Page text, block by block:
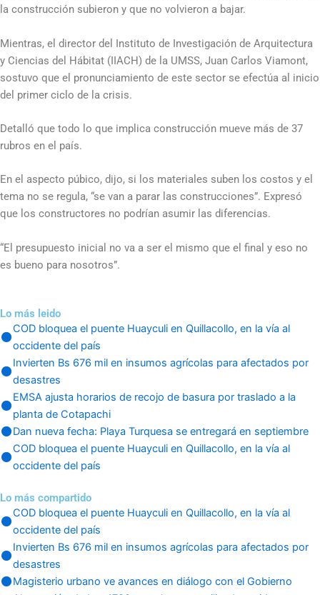
la construcción subieron y que no volvieron a bajar.
Mientras, el director del Instituto de Investigación de Arquitectura
y Ciencias del Hábitat (IIACH) de la UMSS, Juan Carlos Viamont,
sostuvo que el pronunciamiento de este sector se efectúa al inicio
del primer ciclo de la crisis.
Detalló que todo lo que implica construcción mueve más de 37
rubros en el país.
En el aspecto púbico, dijo, si los materiales suben los costos y el
tema no se regula, “se van a parar las construcciones”. Expresó
que los constructores no podrían asumir las diferencias.
“El presupuesto inicial no va a ser el mismo que el final y eso no
es bueno para nosotros”.
Lo más leido
COD bloquea el puente Huayculi en Quillacollo, en la vía al
occidente del país
Invierten Bs 676 mil en insumos agrícolas para afectados por
desastres
EMSA ajusta horarios de recojo de basura por traslado a la
planta de Cotapachi
Dan nueva fecha: Playa Turquesa se entregará en septiembre
COD bloquea el puente Huayculi en Quillacollo, en la vía al
occidente del país
Lo más compartido
COD bloquea el puente Huayculi en Quillacollo, en la vía al
occidente del país
Invierten Bs 676 mil en insumos agrícolas para afectados por
desastres
Magisterio urbano ve avances en diálogo con el Gobierno